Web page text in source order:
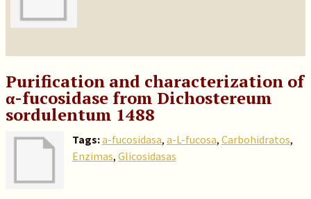
Purification and characterization of
α-fucosidase from Dichostereum
sordulentum 1488
Tags:a-fucosidasa, a-L-fucosa, Carbohidratos,
Enzimas, Glicosidasas